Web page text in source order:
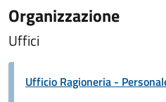
Organizzazione
Uffici
Ufficio Ragioneria -